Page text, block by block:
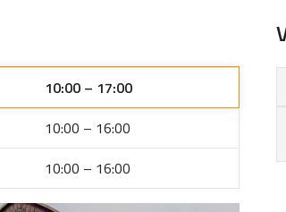
10:00 – 17:00
10:00 – 16:00
10:00 – 16:00